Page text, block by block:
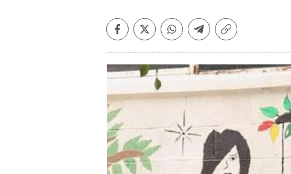
Facebook
TwitterWhatsapp
Telegram
Copiar